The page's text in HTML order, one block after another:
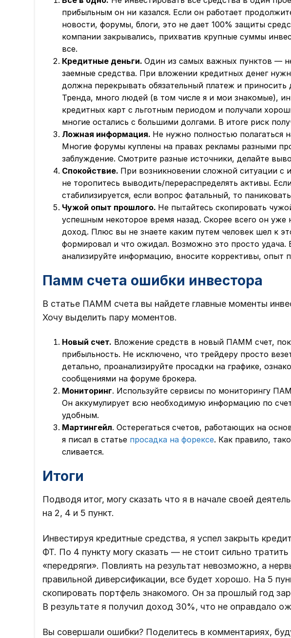
прибыльным он ни казался. Если он работает
новости, форумы, блоги, это не дает 100% защиты
компании закрывались, прихватив крупные суммы
все.
Кредитные деньги. Один из самых важных пунктов —
заемные средства. При вложении кредитных денег
должна перекрывать обязательный платеж и приносить
Тренда, много людей (в том числе я и мои знакомые),
кредитных карт с льготным периодом и получали
многие остались с большими долгами. В итоге риск
Ложная информация. Не нужно полностью полагаться
Многие форумы куплены на правах рекламы разными
заблуждение. Смотрите разные источники, делайте
Спокойствие. При возникновении сложной ситуации с
не торопитесь выводить/перераспределять активы.
стабилизируется, если вопрос фатальный, то
Чужой опыт прошлого. Не пытайтесь скопировать
успешным некоторое время назад. Скорее всего он уже
доход. Плюс вы не знаете каким путем человек шел к
формировал и что ожидал. Возможно это просто удача.
анализируйте информацию, вносите коррективы, опыт
Памм счета ошибки инвестора
В статье ПАММ счета вы найдете главные моменты
Хочу выделить пару моментов.
Новый счет. Вложение средств в новый ПАММ счет,
прибыльность. Не исключено, что трейдеру просто
детально, проанализируйте просадки на графике,
сообщениями на форуме брокера.
Мониторинг. Используйте сервисы по мониторингу
Он аккумулирует всю необходимую информацию по
удобным.
Мартингейл. Остерегаться счетов, работающих на
я писал в статье просадка на форексе. Как правило,
сливается.
Итоги
Подводя итог, могу сказать что я в начале своей
на 2, 4 и 5 пункт.
Инвестируя кредитные средства, я успел закрыть
ФТ. По 4 пункту могу сказать — не стоит сильно
«передряги». Повлиять на результат невозможно, а
правильной диверсификации, все будет хорошо. На 5
скопировать портфель знакомого. Он за прошлый год
В результате я получил доход 30%, что не оправдало
Вы совершали ошибки? Поделитесь в комментариях,